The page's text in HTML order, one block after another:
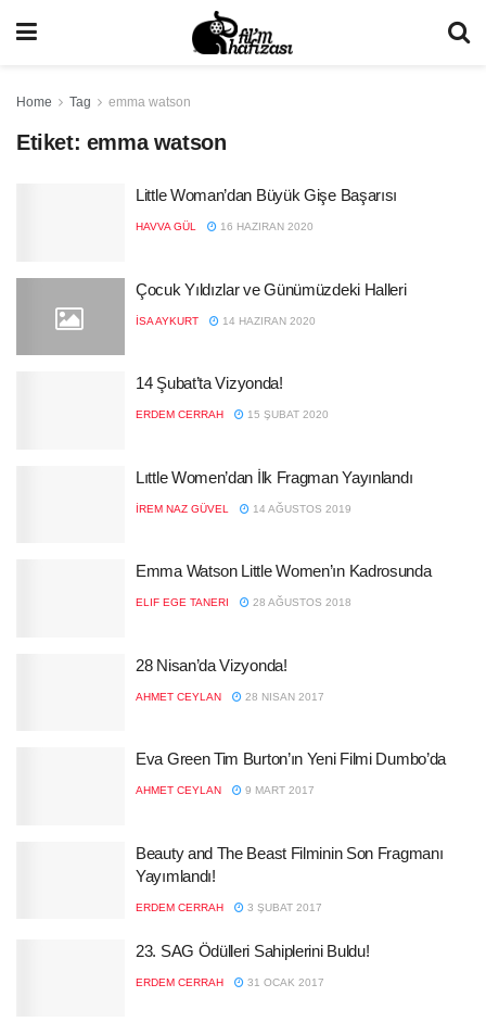
Home Tag emma watson
Etiket: emma watson
Little Woman’dan Büyük Gişe Başarısı
HAVVA GÜL 16 HAZIRAN 2020
Çocuk Yıldızlar ve Günümüzdeki Halleri
İSA AYKURT 14 HAZIRAN 2020
14 Şubat’ta Vizyonda!
ERDEM CERRAH 15 ŞUBAT 2020
Lıttle Women’dan İlk Fragman Yayınlandı
İREM NAZ GÜVEL 14 AĞUSTOS 2019
Emma Watson Little Women’ın Kadrosunda
ELIF EGE TANERI 28 AĞUSTOS 2018
28 Nisan’da Vizyonda!
AHMET CEYLAN 28 NISAN 2017
Eva Green Tim Burton’ın Yeni Filmi Dumbo’da
AHMET CEYLAN 9 MART 2017
Beauty and The Beast Filminin Son Fragmanı
Yayımlandı!
ERDEM CERRAH 3 ŞUBAT 2017
23. SAG Ödülleri Sahiplerini Buldu!
ERDEM CERRAH 31 OCAK 2017